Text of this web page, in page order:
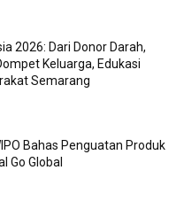
2026: Dari Donor Darah,
Keluarga, Edukasi
Semarang
Bahas Penguatan Produk
Go Global